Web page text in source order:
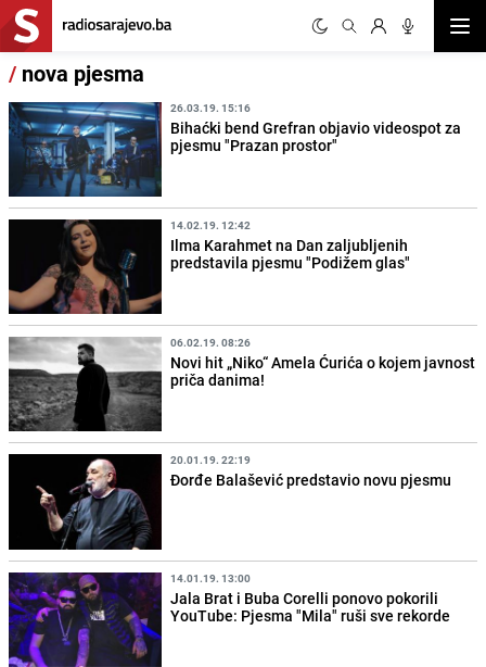
/ nova pjesma
26.03.19. 15:16
Bihaćki bend Grefran objavio videospot za
pjesmu "Prazan prostor"
14.02.19. 12:42
Ilma Karahmet na Dan zaljubljenih
predstavila pjesmu "Podižem glas"
06.02.19. 08:26
Novi hit „Niko“ Amela Ćurića o kojem javnost
priča danima!
20.01.19. 22:19
Đorđe Balašević predstavio novu pjesmu
14.01.19. 13:00
Jala Brat i Buba Corelli ponovo pokorili
YouTube: Pjesma "Mila" ruši sve rekorde